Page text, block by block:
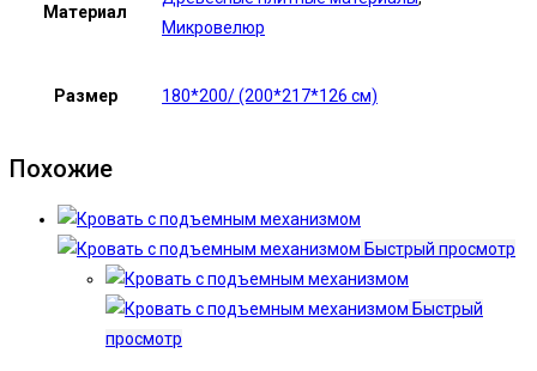
Материал
Микровелюр
Размер 180*200/ (200*217*126 см)
Похожие
Быстрый просмотр
Быстрый
просмотр